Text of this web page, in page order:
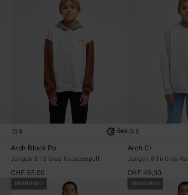
5 ÖKO
Arch Block Po
Jungen 8-16 Grau Kapuzenpulli
CHF 55,00
5
Arch Cr
Jungen 8-16 Grau
CHF 49,00
BRANDNEU BRANDNEU